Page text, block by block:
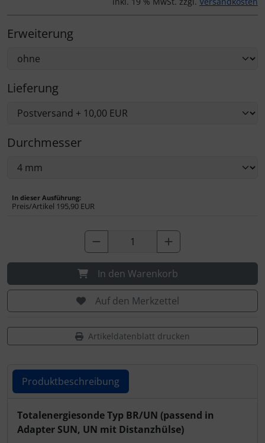
Erweiterung
Lieferung
Durchmesser
In dieser Ausführung:
Preis/Artikel 195,90 EUR
In den Warenkorb
Auf den Merkzettel
Artikeldatenblatt drucken
Produktbeschreibung
Produktbeschreibung
Totalenergiesonde Typ BR/UN (passend in
Adapter SUN, UN mit Distanzhülse)
Schlüsselanhänger
Schmuck
Taschen